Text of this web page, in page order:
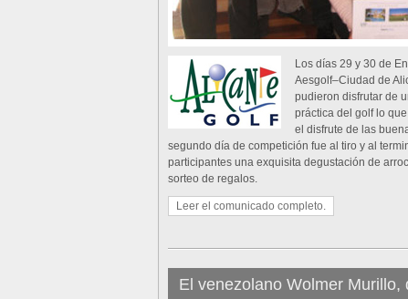
Los días 29 y 30 de
Aesgolf–Ciudad de
pudieron disfrutar de
práctica del golf lo
el disfrute de las
segundo día de competición fue al tiro y al
participantes una exquisita degustación de
sorteo de regalos.
Leer el comunicado completo.
El venezolano Wolmer Murillo,